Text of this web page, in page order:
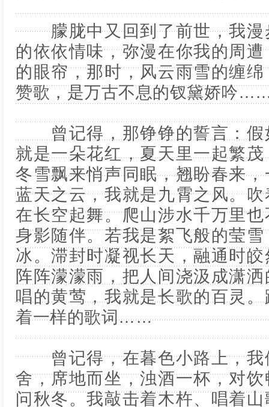
朦胧中又回到了前世，我漫
的依依情味，弥漫在你我的周
的眼帘，那时，风云雨雪的缠
赞歌，是万古不息的钗黛娇吟
曾记得，那铮铮的誓言：假
就是一朵花红，夏天里一起繁
冬雪飘来悄声同眠，翘盼春来
蓝天之云，我就是九霄之风。
在长空起舞。爬山涉水千万里
身影随伴。若我是絮飞般的莹
冰。滞封时凝视长天，融通时
阵阵濛濛雨，把人间浇汲成潇
唱的黄莺，我就是长歌的百灵
着一样的歌词……
曾记得，在暮色小路上，我
舍，席地而坐，浊酒一杯，对
问秋冬。我敲击着木杵、唱着